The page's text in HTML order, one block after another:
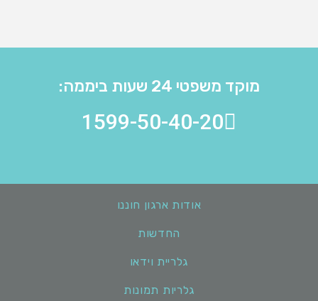
מוקד משפטי 24 שעות ביממה:
1599-50-40-20
אודות ארגון חוננו
החדשות
גלריית וידאו
גלריות תמונות